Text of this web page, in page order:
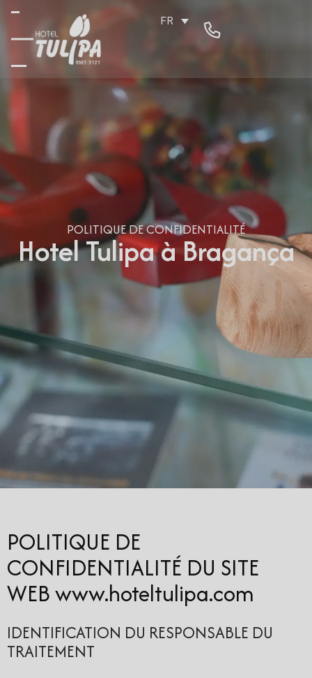
FR
POLITIQUE DE CONFIDENTIALITÉ
Hotel Tulipa à Bragança
POLITIQUE DE
CONFIDENTIALITÉ DU SITE
WEB www.hoteltulipa.com
IDENTIFICATION DU RESPONSABLE DU
TRAITEMENT